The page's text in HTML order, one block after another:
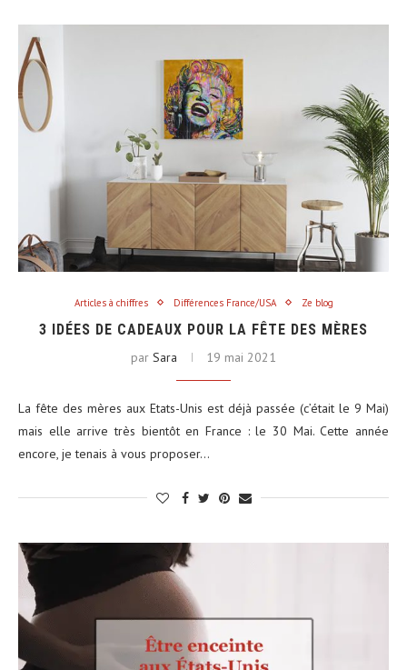
Articles à chiffres Différences France/USA Ze blog
3 IDÉES DE CADEAUX POUR LA FÊTE DES MÈRES
par Sara 19 mai 2021
La fête des mères aux Etats-Unis est déjà passée (c’était le 9 Mai)
mais elle arrive très bientôt en France : le 30 Mai. Cette année
encore, je tenais à vous proposer…